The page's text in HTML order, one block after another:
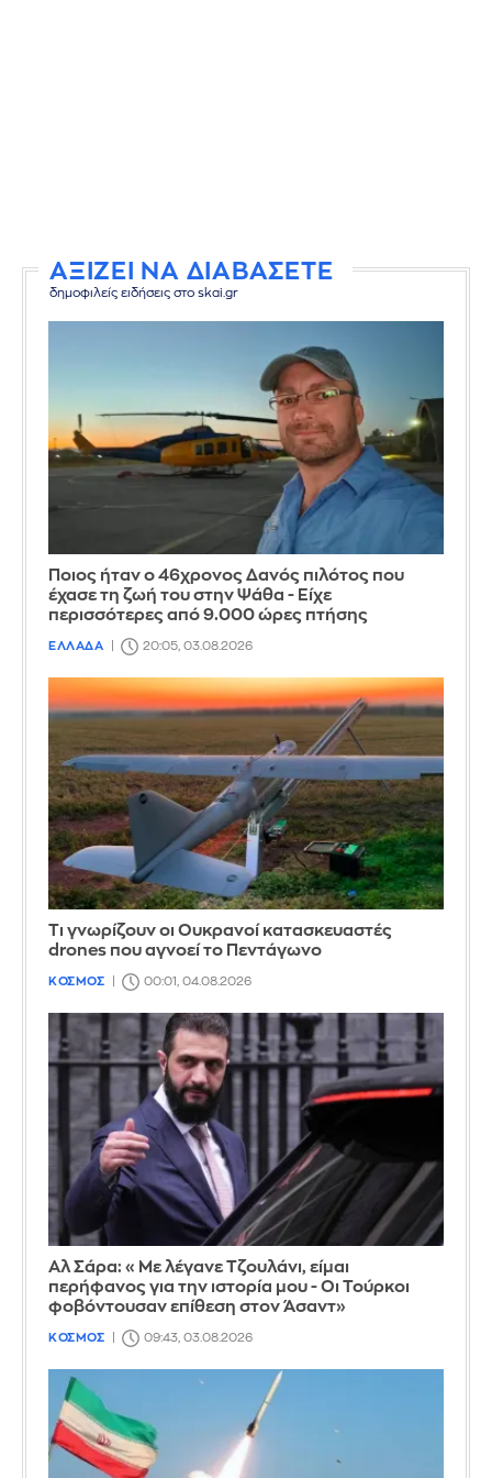
ΑΞΙΖΕΙ ΝΑ ΔΙΑΒΑΣΕΤΕ
δημοφιλείς ειδήσεις στο skai.gr
Ποιος ήταν ο 46χρονος Δανός πιλότος που
έχασε τη ζωή του στην Ψάθα - Είχε
περισσότερες από 9.000 ώρες πτήσης
ΕΛΛΑΔΑ 20:05, 03.08.2026
Τι γνωρίζουν οι Ουκρανοί κατασκευαστές
drones που αγνοεί το Πεντάγωνο
ΚΟΣΜΟΣ 00:01, 04.08.2026
Αλ Σάρα: «Με λέγανε Τζουλάνι, είμαι
περήφανος για την ιστορία μου - Οι Τούρκοι
φοβόντουσαν επίθεση στον Άσαντ»
ΚΟΣΜΟΣ 09:43, 03.08.2026